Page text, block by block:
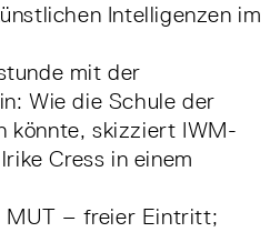
Intelligenzen im
mit der
Wie die Schule der
könnte, skizziert IWM-
Cress in einem
MUT – freier Eintritt;